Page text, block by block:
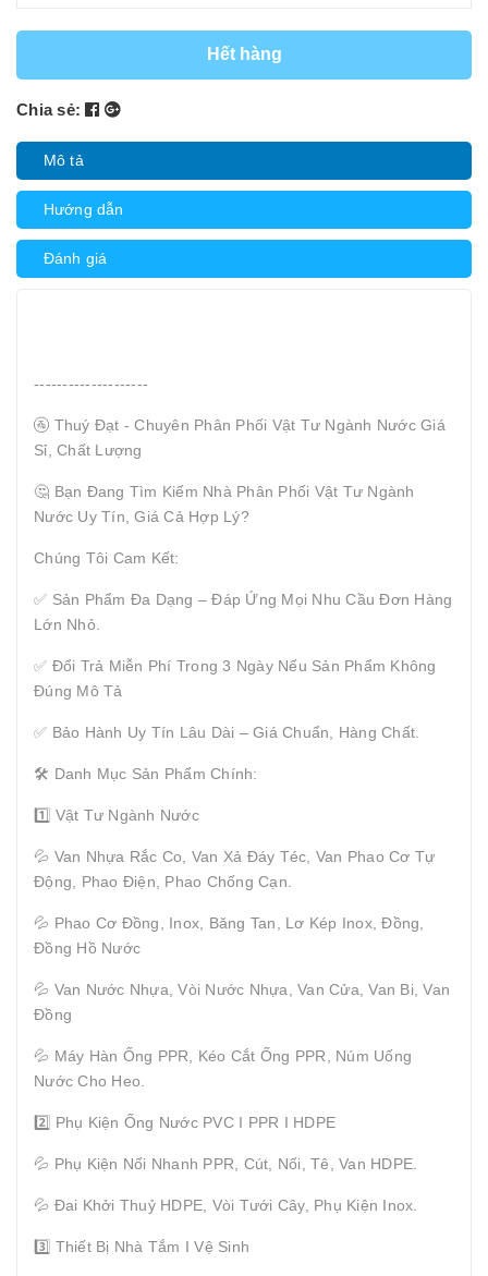
Hết hàng
Chia sẻ:
Mô tả
Hướng dẫn
Đánh giá
--------------------
🚰 Thuý Đạt - Chuyên Phân Phối Vật Tư Ngành Nước Giá
Sỉ, Chất Lượng
🤔 Bạn Đang Tìm Kiếm Nhà Phân Phối Vật Tư Ngành
Nước Uy Tín, Giá Cả Hợp Lý?
Chúng Tôi Cam Kết:
✅ Sản Phẩm Đa Dạng – Đáp Ứng Mọi Nhu Cầu Đơn Hàng
Lớn Nhỏ.
✅ Đổi Trả Miễn Phí Trong 3 Ngày Nếu Sản Phẩm Không
Đúng Mô Tả
✅ Bảo Hành Uy Tín Lâu Dài – Giá Chuẩn, Hàng Chất.
🛠 Danh Mục Sản Phẩm Chính:
1️⃣ Vật Tư Ngành Nước
💦 Van Nhựa Rắc Co, Van Xả Đáy Téc, Van Phao Cơ Tự
Động, Phao Điện, Phao Chống Cạn.
💦 Phao Cơ Đồng, Inox, Băng Tan, Lơ Kép Inox, Đồng,
Đồng Hồ Nước
💦 Van Nước Nhựa, Vòi Nước Nhựa, Van Cửa, Van Bi, Van
Đồng
💦 Máy Hàn Ống PPR, Kéo Cắt Ống PPR, Núm Uống
Nước Cho Heo.
2️⃣ Phụ Kiện Ống Nước PVC I PPR I HDPE
💦 Phụ Kiện Nối Nhanh PPR, Cút, Nối, Tê, Van HDPE.
💦 Đai Khởi Thuỷ HDPE, Vòi Tưới Cây, Phụ Kiện Inox.
3️⃣ Thiết Bị Nhà Tắm I Vệ Sinh